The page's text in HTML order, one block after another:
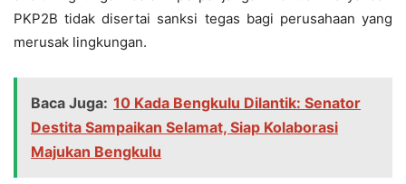
PKP2B tidak disertai sanksi tegas bagi perusahaan yang
merusak lingkungan.
Baca Juga: 10 Kada Bengkulu Dilantik: Senator
Destita Sampaikan Selamat, Siap Kolaborasi
Majukan Bengkulu